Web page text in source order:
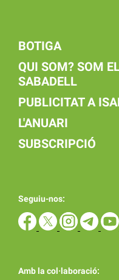
BOTIGA
QUI SOM? SOM
SABADELL
PUBLICITAT A
L'ANUARI
SUBSCRIPCIÓ
Seguiu-nos:
Amb la col·laboració: